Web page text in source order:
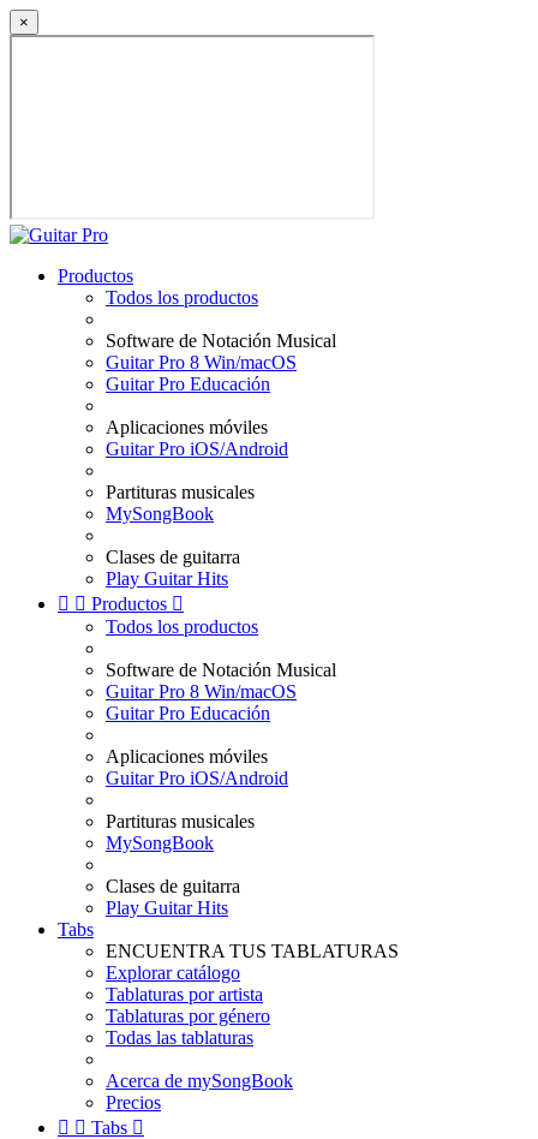
×
Productos
Todos los productos
Software de Notación Musical
Guitar Pro 8 Win/macOS
Guitar Pro Educación
Aplicaciones móviles
Guitar Pro iOS/Android
Partituras musicales
MySongBook
Clases de guitarra
Play Guitar Hits
  Productos 
Todos los productos
Software de Notación Musical
Guitar Pro 8 Win/macOS
Guitar Pro Educación
Aplicaciones móviles
Guitar Pro iOS/Android
Partituras musicales
MySongBook
Clases de guitarra
Play Guitar Hits
Tabs
ENCUENTRA TUS TABLATURAS
Explorar catálogo
Tablaturas por artista
Tablaturas por género
Todas las tablaturas
Acerca de mySongBook
Precios
  Tabs 